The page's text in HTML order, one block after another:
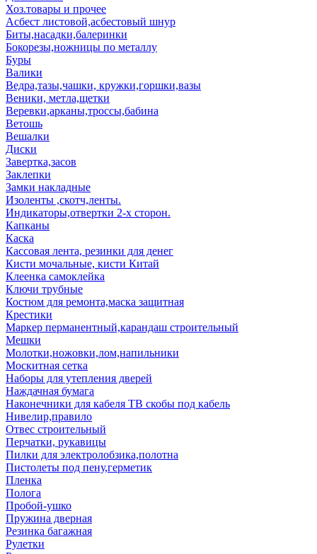
Хоз.товары и прочее
Асбест листовой,асбестовый шнур
Биты,насадки,балеринки
Бокорезы,ножницы по металлу
Буры
Валики
Ведра,тазы,чашки, кружки,горшки,вазы
Веники, метла,щетки
Веревки,арканы,троссы,бабина
Ветошь
Вешалки
Диски
Завертка,засов
Заклепки
Замки накладные
Изоленты ,скотч,ленты.
Индикаторы,отвертки 2-х сторон.
Капканы
Каска
Кассовая лента, резинки для денег
Кисти мочальные, кисти Китай
Клеенка самоклейка
Ключи трубные
Костюм для ремонта,маска защитная
Крестики
Маркер перманентный,карандаш строительный
Мешки
Молотки,ножовки,лом,напильники
Москитная сетка
Наборы для утепления дверей
Наждачная бумага
Наконечники для кабеля ТВ скобы под кабель
Нивелир,правило
Отвес строительный
Перчатки, рукавицы
Пилки для электролобзика,полотна
Пистолеты под пену,герметик
Пленка
Полога
Пробой-ушко
Пружина дверная
Резинка багажная
Рулетки